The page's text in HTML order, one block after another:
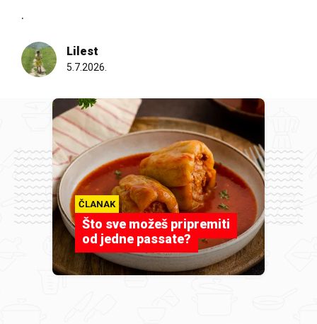
.
Lilest
5.7.2026.
ČLANAK
Što sve možeš pripremiti
od jedne passate?